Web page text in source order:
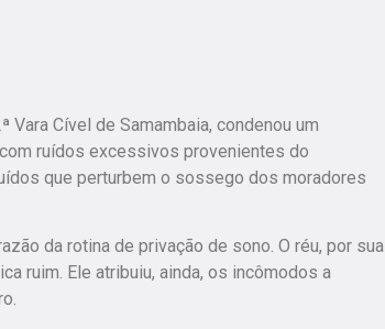
Vara Cível de Samambaia, condenou um
ruídos excessivos provenientes do
que perturbem o sossego dos moradores
da rotina de privação de sono. O réu, por sua
ruim. Ele atribuiu, ainda, os incômodos a